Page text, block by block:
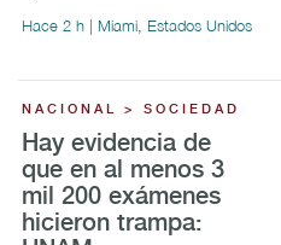
Hace 2 h | Miami, Estados Unidos
NACIONAL > SOCIEDAD
Hay evidencia de
que en al menos 3
mil 200 exámenes
hicieron trampa: